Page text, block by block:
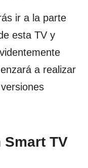
ir a la parte
esta TV y
a realizar
TV